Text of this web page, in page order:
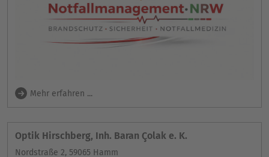
Mehr erfahren ...
Optik Hirschberg, Inh. Baran Çolak e. K.
Nordstraße 2, 59065 Hamm